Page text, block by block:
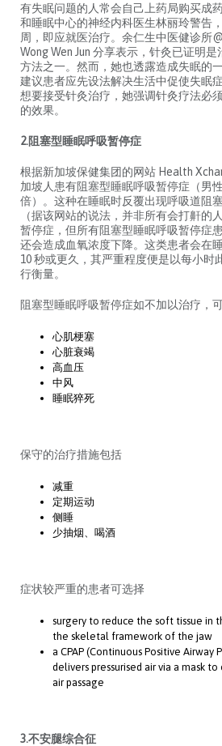
有失眠问题的人常会自己上药局购买成
和睡眠中心的神经内科医生林丽玲警告
周，即应就医治疗。余仁生中医健诊所
Wong Wen Jun 分享表示，针灸已证明
方法之一。然而，她也透露造成失眠的
建议患者应先设法解决生活中促使失眠
想要接受针灸治疗，她强调针灸疗法必
的效果。
2.阻塞型睡眠呼吸暂停症
根据新加坡保健集团的网站 Health
加坡人患有阻塞型睡眠呼吸暂停症（男
倍）。这种在睡眠时反覆出现呼吸道阻
（据该网站的说法，并非所有会打鼾的
暂停症，但所有阻塞型睡眠呼吸暂停症
还会造成血氧浓度下降。这类患者会在
10 秒或更久，其严重程度便是以每小时
行衡量。
阻塞型睡眠呼吸暂停症如不加以治疗，
心肌梗塞
心脏衰竭
高血压
中风
睡眠猝死
保守的治疗措施包括
减重
定期运动
侧睡
少抽烟、喝酒
症状较严重的患者可选择
surgery to reduce the soft tissue in
the skeletal framework of the jaw
a CPAP (Continuous Positive Airway
delivers pressurised air via a mask
air passage
3.不安腿综合征